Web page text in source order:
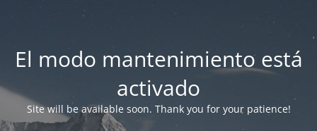
El modo mantenimiento está
activado
Site will be available soon. Thank you for your patience!